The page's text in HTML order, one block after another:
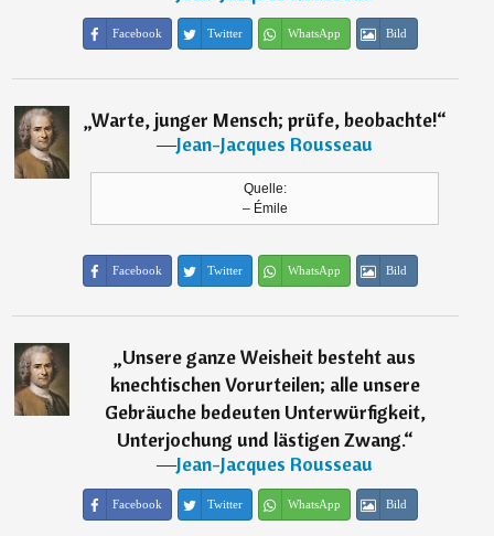
Facebook Twitter WhatsApp Bild
„Warte, junger Mensch; prüfe, beobachte!“
―Jean-Jacques Rousseau
Quelle:
– Émile
Facebook Twitter WhatsApp Bild
„Unsere ganze Weisheit besteht aus
knechtischen Vorurteilen; alle unsere
Gebräuche bedeuten Unterwürfigkeit,
Unterjochung und lästigen Zwang.“
―Jean-Jacques Rousseau
Facebook Twitter WhatsApp Bild